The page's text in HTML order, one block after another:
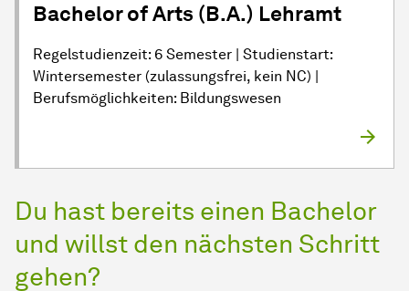
Bachelor of Arts (B.A.) Lehramt
Regelstudienzeit: 6 Semester | Studienstart:
Wintersemester (zulassungsfrei, kein NC) |
Berufsmöglichkeiten: Bildungswesen
Du hast bereits einen Bachelor
und willst den nächsten Schritt
gehen?